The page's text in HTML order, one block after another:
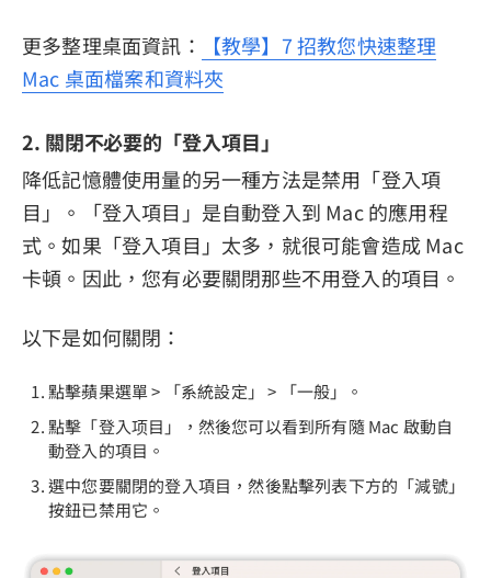
更多整理桌面資訊：
【教學】7 招教您快速整理
Mac 桌面檔案和資料夾
2. 關閉不必要的「登入項目」
降低記憶體使用量的另一種方法是禁用「登入項
目」。「登入項目」是自動登入到 Mac 的應用程
式。如果「登入項目」太多，就很可能會造成 Mac
卡頓。因此，您有必要關閉那些不用登入的項目。
以下是如何關閉：
點擊蘋果選單 > 「系統設定」 > 「一般」。
點擊「登入项目」，然後您可以看到所有隨 Mac 啟動自
動登入的項目。
選中您要關閉的登入項目，然後點擊列表下方的「減號」
按鈕已禁用它。